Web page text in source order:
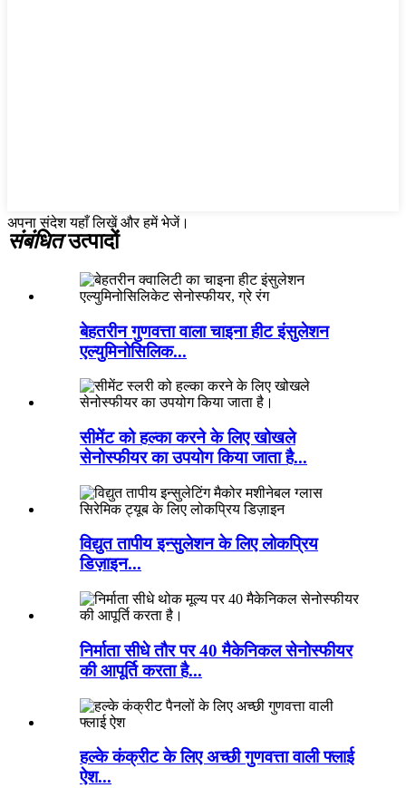
अपना संदेश यहाँ लिखें और हमें भेजें।
संबंधितउत्पादों
बेहतरीन गुणवत्ता वाला चाइना हीट इंसुलेशन
एल्युमिनोसिलिक...
सीमेंट को हल्का करने के लिए खोखले
सेनोस्फीयर का उपयोग किया जाता है...
विद्युत तापीय इन्सुलेशन के लिए लोकप्रिय
डिज़ाइन...
निर्माता सीधे तौर पर 40 मैकेनिकल सेनोस्फीयर
की आपूर्ति करता है...
हल्के कंक्रीट के लिए अच्छी गुणवत्ता वाली फ्लाई
ऐश...